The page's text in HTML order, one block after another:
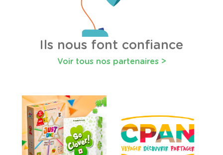
Ils nous font confiance
Voir tous nos partenaires >